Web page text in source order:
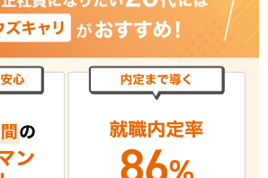
）の良い評判・口コミ8選
ャリ）の良い評判・口コミ#1 未経験
ートやフリーターからでも1ヶ月で正
ャリ）の良い評判・口コミ#2 サポー
接対策は他社の6倍・書類選考通過率
ャリ）の良い評判・口コミ#3 入社後